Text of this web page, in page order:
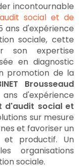
incontournable
social et de
ans d'expérience
sociale, cette
son expertise
en diagnostic
promotion de la
Brousseaud
d'expérience
d'audit social et
sur mesure
et favoriser un
et productif. Un
organisations
sociale.